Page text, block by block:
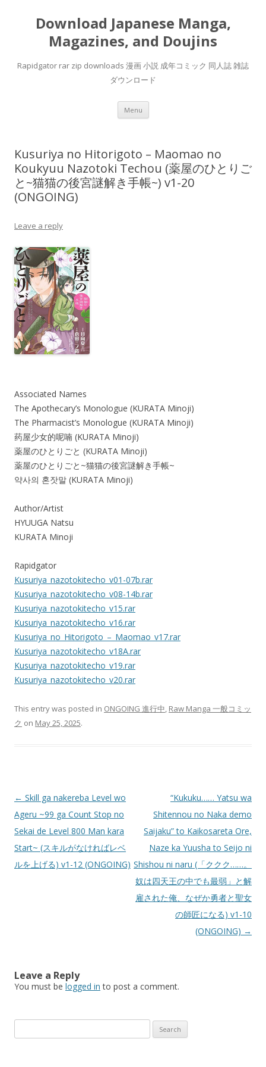
Download Japanese Manga,
Magazines, and Doujins
Rapidgator rar zip downloads 漫画 小説 成年コミック 同人誌 雑誌
ダウンロード
Menu Skip
content
Kusuriya no Hitorigoto – Maomao no
Koukyuu Nazotoki Techou (薬屋のひとりご
と~猫猫の後宮謎解き手帳~) v1-20
(ONGOING)
Leave a reply
Associated Names
The Apothecary’s Monologue (KURATA Minoji)
The Pharmacist’s Monologue (KURATA Minoji)
药屋少女的呢喃 (KURATA Minoji)
薬屋のひとりごと (KURATA Minoji)
薬屋のひとりごと~猫猫の後宮謎解き手帳~
약사의 혼잣말 (KURATA Minoji)
Author/Artist
HYUUGA Natsu
KURATA Minoji
Rapidgator
Kusuriya_nazotokitecho_v01-07b.rar
Kusuriya_nazotokitecho_v08-14b.rar
Kusuriya_nazotokitecho_v15.rar
Kusuriya_nazotokitecho_v16.rar
Kusuriya_no_Hitorigoto_–_Maomao_v17.rar
Kusuriya_nazotokitecho_v18A.rar
Kusuriya_nazotokitecho_v19.rar
Kusuriya_nazotokitecho_v20.rar
This entry was posted in ONGOING 進行中, Raw Manga 一般コミッ
ク on May 25, 2025.
Post
navigation
← Skill ga nakereba Level wo
Ageru ~99 ga Count Stop no
Sekai de Level 800 Man kara
Start~ (スキルがなければレベ
ルを上げる) v1-12 (ONGOING)
“Kukuku…… Yatsu wa
Shitennou no Naka demo
Saijaku” to Kaikosareta Ore,
Naze ka Yuusha to Seijo ni
Shishou ni naru (「ククク……。
奴は四天王の中でも最弱」と解
雇された俺、なぜか勇者と聖女
の師匠になる) v1-10
(ONGOING) →
Leave a Reply
You must be logged in to post a comment.
for: